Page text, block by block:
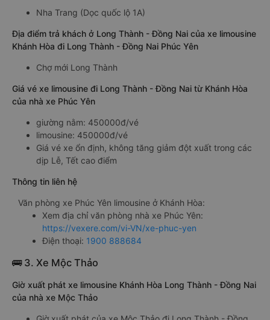
Nha Trang (Dọc quốc lộ 1A)
Địa điểm trả khách ở Long Thành - Đồng Nai của xe limousine
Khánh Hòa đi Long Thành - Đồng Nai Phúc Yên
Chợ mới Long Thành
Giá vé xe limousine đi Long Thành - Đồng Nai từ Khánh Hòa
của nhà xe Phúc Yên
giường nằm: 450000đ/vé
limousine: 450000đ/vé
Giá vé xe ổn định, không tăng giảm đột xuất trong các
dịp Lễ, Tết cao điểm
Thông tin liên hệ
Văn phòng xe Phúc Yên limousine ở Khánh Hòa:
Xem địa chỉ văn phòng nhà xe Phúc Yên:
https://vexere.com/vi-VN/xe-phuc-yen
Điện thoại: 1900 888684
🚌 3. Xe Mộc Thảo
Giờ xuất phát xe limousine Khánh Hòa Long Thành - Đồng Nai
của nhà xe Mộc Thảo